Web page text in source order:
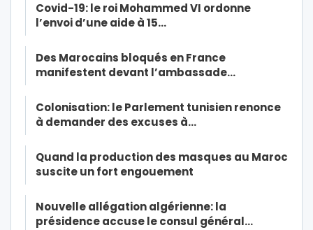
Covid-19: le roi Mohammed VI ordonne
l’envoi d’une aide à 15…
Des Marocains bloqués en France
manifestent devant l’ambassade…
Colonisation: le Parlement tunisien renonce
à demander des excuses à…
Quand la production des masques au Maroc
suscite un fort engouement
Nouvelle allégation algérienne: la
présidence accuse le consul général…